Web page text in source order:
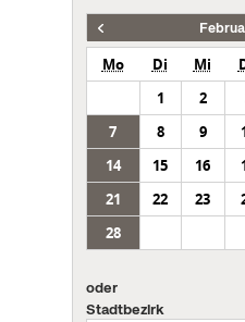
Mo Di Mi
1
2
7
8 9
14
15 16
21
22 23
28
oder
Stadtbezirk